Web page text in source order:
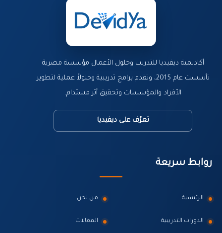
أكاديمية ديفيديا للتدريب وحلول الأعمال مؤسسة مصرية
تأسست عام 2015، وتقدم برامج تدريبية وحلولاً عملية لتطوير
الأفراد والمؤسسات وتحقيق أثر مستدام.
تعرّف على ديفيديا
روابط سريعة
الرئيسية من نحن
الدورات التدريبية المقالات